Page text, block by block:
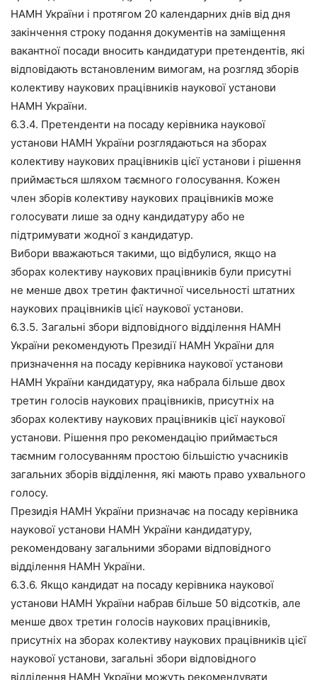
НАМН України і протягом 20 календарних днів від дня
закінчення строку подання документів на заміщення
вакантної посади вносить кандидатури претендентів, які
відповідають встановленим вимогам, на розгляд зборів
колективу наукових працівників наукової установи
НАМН України.
6.3.4. Претенденти на посаду керівника наукової
установи НАМН України розглядаються на зборах
колективу наукових працівників цієї установи і рішення
приймається шляхом таємного голосування. Кожен
член зборів колективу наукових працівників може
голосувати лише за одну кандидатуру або не
підтримувати жодної з кандидатур.
Вибори вважаються такими, що відбулися, якщо на
зборах колективу наукових працівників були присутні
не менше двох третин фактичної чисельності штатних
наукових працівників цієї наукової установи.
6.3.5. Загальні збори відповідного відділення НАМН
України рекомендують Президії НАМН України для
призначення на посаду керівника наукової установи
НАМН України кандидатуру, яка набрала більше двох
третин голосів наукових працівників, присутніх на
зборах колективу наукових працівників цієї наукової
установи. Рішення про рекомендацію приймається
таємним голосуванням простою більшістю учасників
загальних зборів відділення, які мають право ухвального
голосу.
Президія НАМН України призначає на посаду керівника
наукової установи НАМН України кандидатуру,
рекомендовану загальними зборами відповідного
відділення НАМН України.
6.3.6. Якщо кандидат на посаду керівника наукової
установи НАМН України набрав більше 50 відсотків, але
менше двох третин голосів наукових працівників,
присутніх на зборах колективу наукових працівників цієї
наукової установи, загальні збори відповідного
відділення НАМН України можуть рекомендувати